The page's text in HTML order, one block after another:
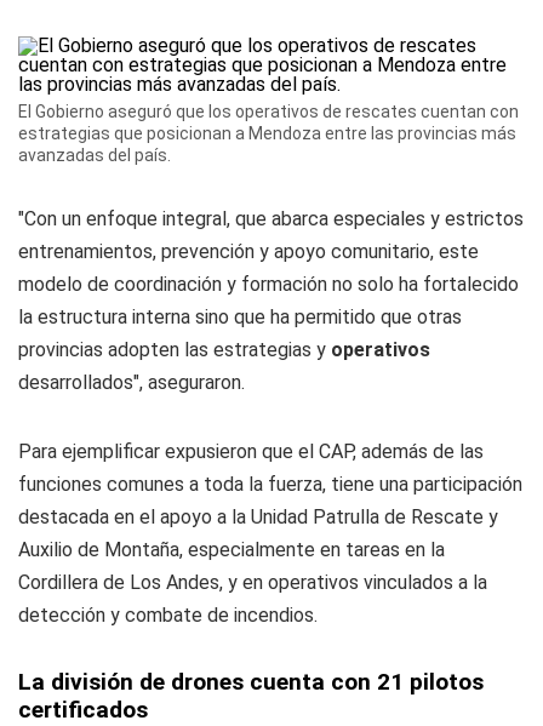
El Gobierno aseguró que los operativos de rescates cuentan con
estrategias que posicionan a Mendoza entre las provincias más
avanzadas del país.
"Con un enfoque integral, que abarca especiales y estrictos
entrenamientos, prevención y apoyo comunitario, este
modelo de coordinación y formación no solo ha fortalecido
la estructura interna sino que ha permitido que otras
provincias adopten las estrategias y operativos
desarrollados", aseguraron.
Para ejemplificar expusieron que el CAP, además de las
funciones comunes a toda la fuerza, tiene una participación
destacada en el apoyo a la Unidad Patrulla de Rescate y
Auxilio de Montaña, especialmente en tareas en la
Cordillera de Los Andes, y en operativos vinculados a la
detección y combate de incendios.
La división de drones cuenta con 21 pilotos
certificados